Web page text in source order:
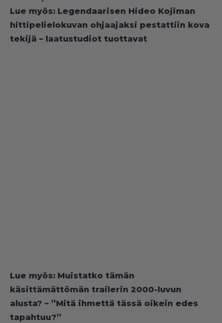
Lue myös: Legendaarisen Hideo Kojiman
hittipelielokuvan ohjaajaksi pestattiin kova
tekijä – laatustudiot tuottavat
Lue myös: Muistatko tämän
käsittämättömän trailerin 2000-luvun
alusta? – ”Mitä ihmettä tässä oikein edes
tapahtuu?”